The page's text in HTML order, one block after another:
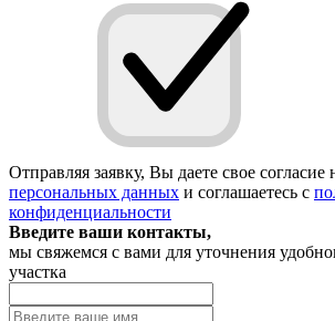
Отправляя заявку, Вы даете свое согласие
персональных данных и соглашаетесь с
конфиденциальности
Введите ваши контакты,
мы свяжемся с вами для уточнения
участка